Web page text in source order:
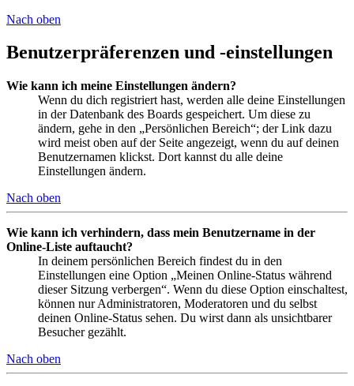
Nach oben
Benutzerpräferenzen und -einstellungen
Wie kann ich meine Einstellungen ändern?
Wenn du dich registriert hast, werden alle deine Einstellungen
in der Datenbank des Boards gespeichert. Um diese zu
ändern, gehe in den „Persönlichen Bereich“; der Link dazu
wird meist oben auf der Seite angezeigt, wenn du auf deinen
Benutzernamen klickst. Dort kannst du alle deine
Einstellungen ändern.
Nach oben
Wie kann ich verhindern, dass mein Benutzername in der
Online-Liste auftaucht?
In deinem persönlichen Bereich findest du in den
Einstellungen eine Option „Meinen Online-Status während
dieser Sitzung verbergen“. Wenn du diese Option einschaltest,
können nur Administratoren, Moderatoren und du selbst
deinen Online-Status sehen. Du wirst dann als unsichtbarer
Besucher gezählt.
Nach oben